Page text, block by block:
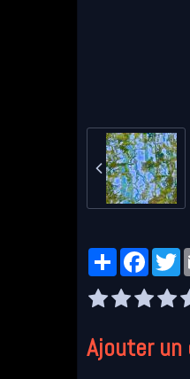
Partager
Ajouter